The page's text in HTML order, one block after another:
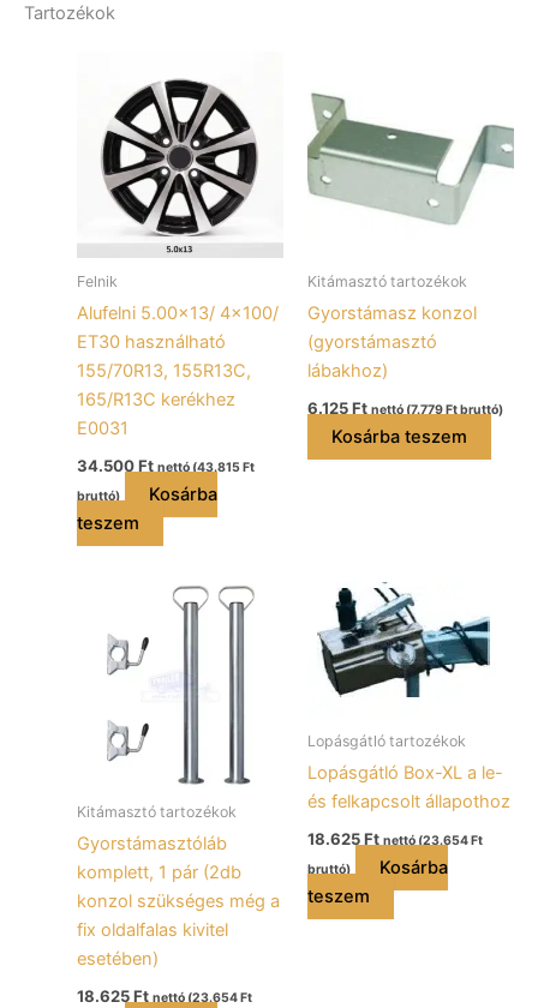
Tartozékok
Felnik
Alufelni 5.00×13/ 4×100/
ET30 használható
155/70R13, 155R13C,
165/R13C kerékhez
E0031
34.500Ft nettó (43.815 Ft
bruttó)
Kosárba
teszem
Kitámasztó tartozékok
Gyorstámasz konzol
(gyorstámasztó
lábakhoz)
6.125Ft nettó (7.779 Ftbruttó)
Kosárba teszem
Kitámasztó tartozékok
Gyorstámasztóláb
komplett, 1 pár (2db
konzol szükséges még a
fix oldalfalas kivitel
esetében)
18.625Ft nettó (23.654 Ft
Lopásgátló tartozékok
Lopásgátló Box-XL a le-
és felkapcsolt állapothoz
18.625Ft nettó (23.654Ft
bruttó)
Kosárba
teszem